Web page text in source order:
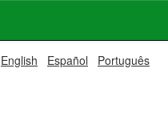
English Español Português